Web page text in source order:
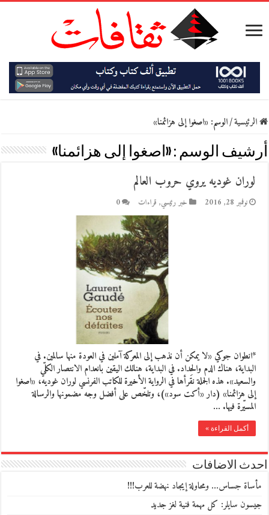
الرئيسية/الوسم: «اصغوا إلى هزائمنا»
أرشيف الوسم :«اصغوا إلى هزائمنا»
لوران غوديه يروي حروب العالم
نوفمبر 28, 2016 خبر رئيسي, قراءات 0
*انطوان جوكي «لا يمكن أن نذهب إلى المعركة آملين في العودة منها سالمين. في
البداية، هناك الدم والحِداد. في البداية، هنالك اليقين بانعدام الانتصار الكلّي
والسعيد». هذه الجملة نقرأها في الرواية الأخيرة للكاتب الفرنسي لوران غوديه، «اصغوا
إلى هزائمنا» (دار «أكت سود»)، وتلخّص على أفضل وجه مضمونها والرسالة
المسيّرة فيها. …
أكمل القراءة »
احدث الاضافات
مأساة جساس… ومحاولة إيجاد نهضة للعرب!!!
جيسون سايلر: كل مهمة فنية لغز جديد